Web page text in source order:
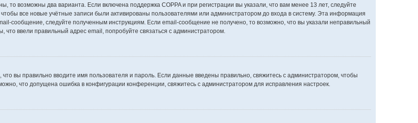
то возможны два варианта. Если включена поддержка COPPA и при регистрации вы указали, что вам менее 13 лет, следуйте
все новые учётные записи были активированы пользователями или администратором до входа в систему. Эта информация
сообщение, следуйте полученным инструкциям. Если email-сообщение не получено, то возможно, что вы указали неправильный
ввели правильный адрес email, попробуйте связаться с администратором.
вы правильно вводите имя пользователя и пароль. Если данные введены правильно, свяжитесь с администратором, чтобы
что допущена ошибка в конфигурации конференции, свяжитесь с администратором для исправления настроек.